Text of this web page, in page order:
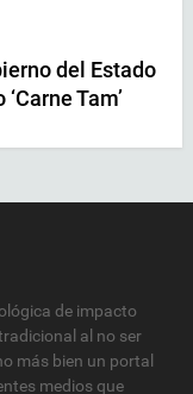
del Estado
Tam’
de impacto
al no ser
más bien un portal
medios que